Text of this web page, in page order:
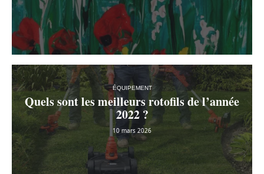
ÉQUIPEMENT
Quels sont les meilleurs rotofils de l’année
2022 ?
10 mars 2026